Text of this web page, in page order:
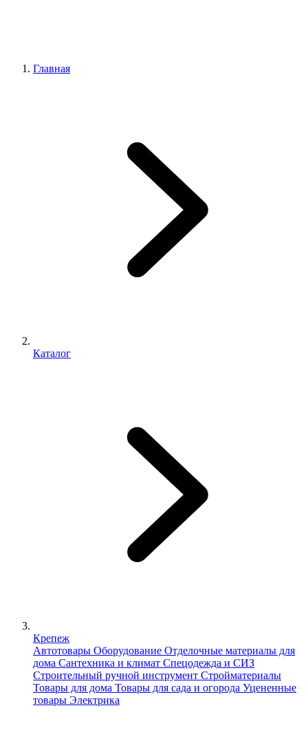
Главная
Каталог
Крепеж
Автотовары Оборудование Отделочные материалы для
дома Сантехника и климат Спецодежда и СИЗ
Строительный ручной инструмент Стройматериалы
Товары для дома Товары для сада и огорода Уцененные
товары Электрика